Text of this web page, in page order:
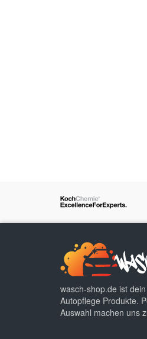
wasch-shop.de ist
Autopflege Produkte.
Auswahl machen uns